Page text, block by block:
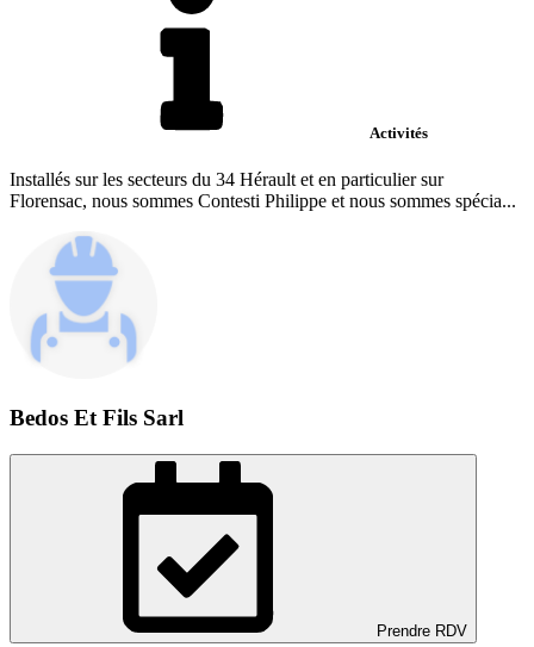
Activités
Installés sur les secteurs du 34 Hérault et en particulier sur
Florensac, nous sommes Contesti Philippe et nous sommes spécia...
Bedos Et Fils Sarl
Prendre RDV